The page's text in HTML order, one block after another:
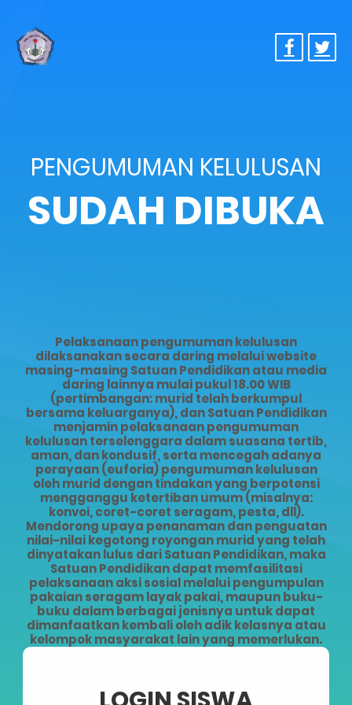
PENGUMUMAN KELULUSAN
SUDAH DIBUKA
Pelaksanaan pengumuman kelulusan
dilaksanakan secara daring melalui website
masing-masing Satuan Pendidikan atau media
daring lainnya mulai pukul 18.00 WIB
(pertimbangan: murid telah berkumpul
bersama keluarganya), dan Satuan Pendidikan
menjamin pelaksanaan pengumuman
kelulusan terselenggara dalam suasana tertib,
aman, dan kondusif, serta mencegah adanya
perayaan (euforia) pengumuman kelulusan
oleh murid dengan tindakan yang berpotensi
mengganggu ketertiban umum (misalnya:
konvoi, coret-coret seragam, pesta, dll).
Mendorong upaya penanaman dan penguatan
nilai-nilai kegotong royongan murid yang telah
dinyatakan lulus dari Satuan Pendidikan, maka
Satuan Pendidikan dapat memfasilitasi
pelaksanaan aksi sosial melalui pengumpulan
pakaian seragam layak pakai, maupun buku-
buku dalam berbagai jenisnya untuk dapat
dimanfaatkan kembali oleh adik kelasnya atau
kelompok masyarakat lain yang memerlukan.